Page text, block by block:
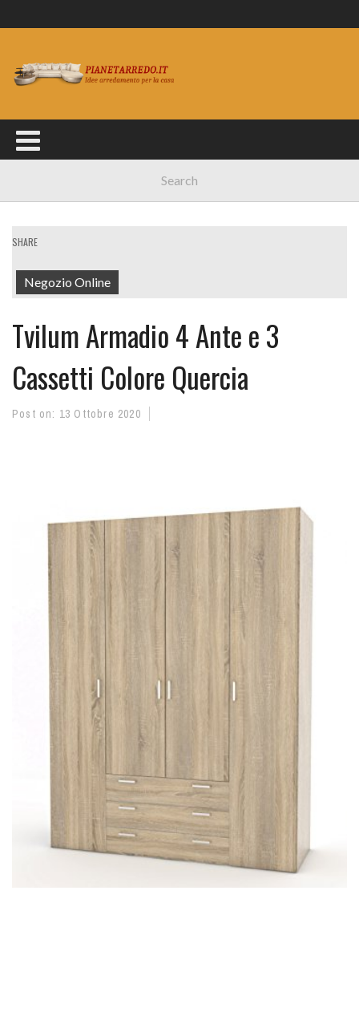
SHARE
Negozio Online
Tvilum Armadio 4 Ante e 3
Cassetti Colore Quercia
Post on: 13 Ottobre 2020